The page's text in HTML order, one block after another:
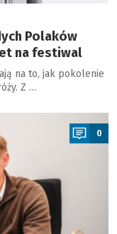
Polaków
na festiwal
na to, jak pokolenie
Z …
0